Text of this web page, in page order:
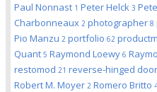
Paul Nonnast 1 Peter Helck 3
Charbonneaux 2 photographer 8
Pio Manzu 2 portfolio 62
Quant 5 Raymond Loewy 6
restomod 21 reverse-hinged
Robert M. Moyer 2 Romero Britto